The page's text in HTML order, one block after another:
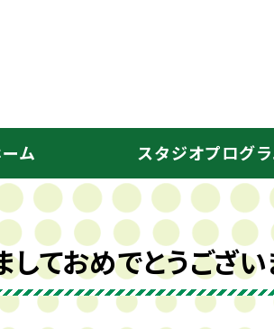
ム スタジオプログ
しておめでとうござ